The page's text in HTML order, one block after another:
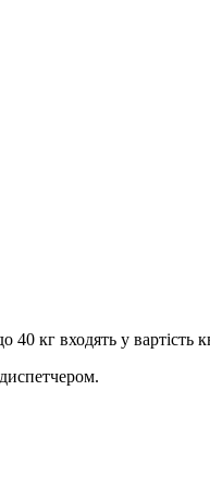
кг входять у вартість